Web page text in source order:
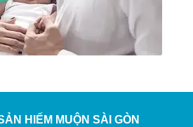
HIẾM MUỘN SÀI GÒN